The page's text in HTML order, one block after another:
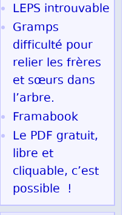
LEPS introuvable
Gramps
difficulté pour
relier les frères
et sœurs dans
l’arbre.
Framabook
Le PDF gratuit,
libre et
cliquable, c’est
possible !